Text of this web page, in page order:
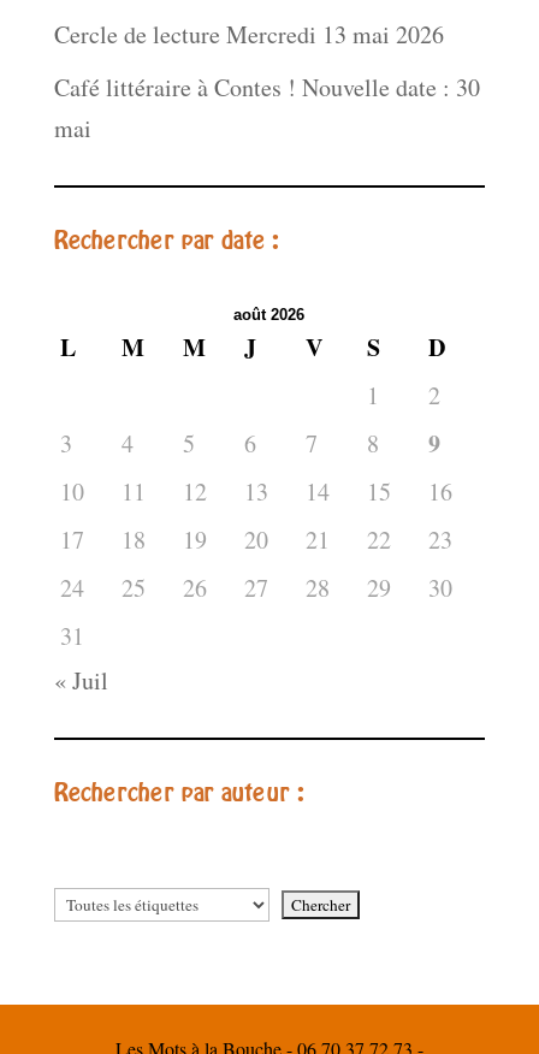
Cercle de lecture Mercredi 13 mai 2026
Café littéraire à Contes ! Nouvelle date : 30
mai
Rechercher par date :
août 2026
L M M J V S D
1
2
3
4 5 6 7 8 9
10 11 12 13 14 15
16
17
18 19 20 21 22
23
24
25 26 27 28 29
30
31
« Juil
Rechercher par auteur :